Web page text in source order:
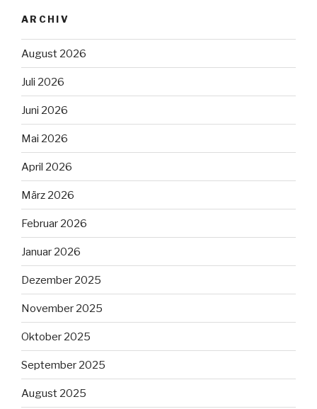
ARCHIV
August 2026
Juli 2026
Juni 2026
Mai 2026
April 2026
März 2026
Februar 2026
Januar 2026
Dezember 2025
November 2025
Oktober 2025
September 2025
August 2025